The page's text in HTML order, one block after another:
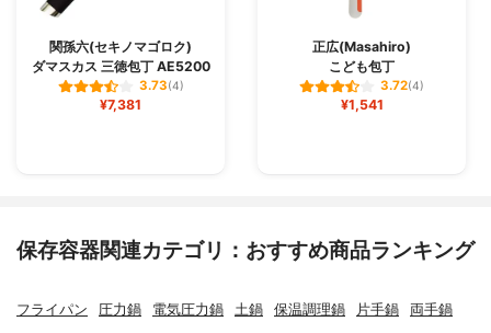
関孫六(セキノマゴロク)
ダマスカス 三徳包丁 AE5200
3.73(4)
¥7,381
正広(Masahiro)
こども包丁
3.72(4)
¥1,541
保存容器関連カテゴリ：おすすめ商品ランキング
フライパン 圧力鍋 電気圧力鍋 土鍋 保温調理鍋 片手鍋 両手鍋